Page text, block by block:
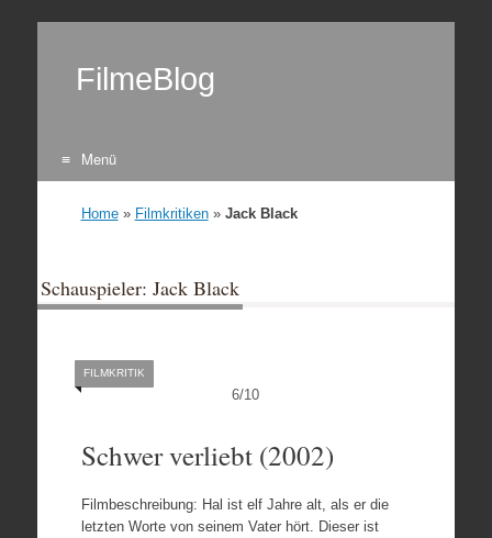
FilmeBlog
Menü
Home» Filmkritiken» Jack Black
Schauspieler: Jack Black
6/10
FILMKRITIK
Schwer verliebt (2002)
Filmbeschreibung: Hal ist elf Jahre alt, als er die
letzten Worte von seinem Vater hört. Dieser ist